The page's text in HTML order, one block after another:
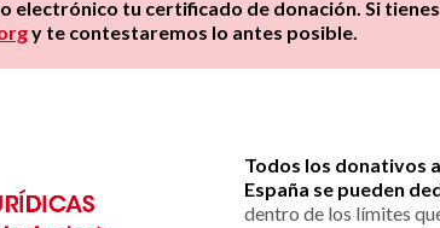
tu certificado de donación. Si
y te contestaremos lo antes posible.
Todos los donativos
España se pueden
dentro de los límites